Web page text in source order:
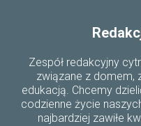
Zespół redakcyjny
związane z domem,
edukacją. Chcemy
codzienne życie
najbardziej zawiłe